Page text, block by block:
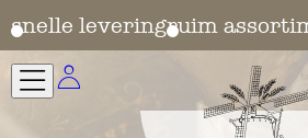
snelle leveringruim